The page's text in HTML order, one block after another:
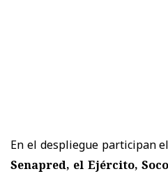
En el despliegue participan el
Senapred, el Ejército,